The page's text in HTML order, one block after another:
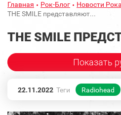
Главная Рок-Блог
Новости Рока
THE SMILE представляют...
THE SMILE
Показать
22.11.2022 Теги Radiohead